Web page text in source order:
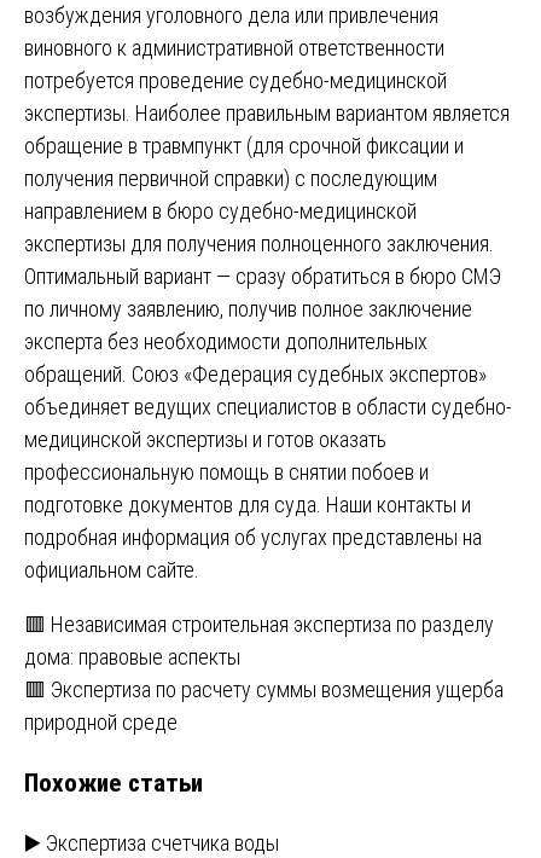
возбуждения уголовного дела или привлечения
виновного к административной ответственности
потребуется проведение судебно-медицинской
экспертизы. Наиболее правильным вариантом является
обращение в травмпункт (для срочной фиксации и
получения первичной справки) с последующим
направлением в бюро судебно-медицинской
экспертизы для получения полноценного заключения.
Оптимальный вариант — сразу обратиться в бюро СМЭ
по личному заявлению, получив полное заключение
эксперта без необходимости дополнительных
обращений. Союз «Федерация судебных экспертов»
объединяет ведущих специалистов в области судебно-
медицинской экспертизы и готов оказать
профессиональную помощь в снятии побоев и
подготовке документов для суда. Наши контакты и
подробная информация об услугах представлены на
официальном сайте
Навигация
по
записям
🟥 Независимая строительная экспертиза по разделу
дома: правовые аспекты
🟥 Экспертиза по расчету суммы возмещения ущерба
природной среде
Похожие статьи
▶️ Экспертиза счетчика воды